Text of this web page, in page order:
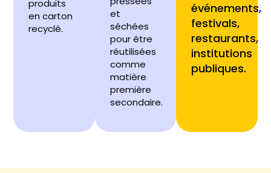
produits
en carton
recyclé.
et
séchées
pour être
réutilisées
comme
matière
première
secondaire.
événements,
festivals,
restaurants,
institutions
publiques.